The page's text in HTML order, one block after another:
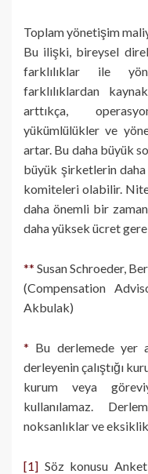
Toplam yönetişim
Bu ilişki, bireysel
farklılıklar ile
farklılıklardan
arttıkça,
yükümlülükler ve
artar. Bu daha büyük
büyük şirketlerin
komiteleri olabilir.
daha önemli bir
daha yüksek ücret
** Susan Schroeder,
(Compensation
Akbulak)
* Bu derlemede yer
derleyenin çalıştığı
kurum veya
kullanılamaz.
noksanlıklar ve
[1] Söz konusu Anket